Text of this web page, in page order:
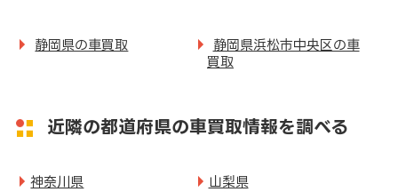
静岡県の車買取
静岡県浜松市中央区の車
買取
近隣の都道府県の車買取情報を調べる
神奈川県
山梨県